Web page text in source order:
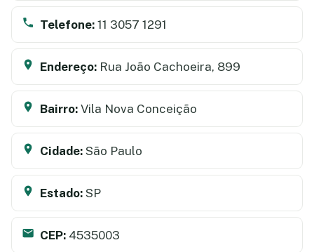
Telefone: 11 3057 1291
Endereço: Rua João Cachoeira, 899
Bairro: Vila Nova Conceição
Cidade: São Paulo
Estado: SP
CEP: 4535003